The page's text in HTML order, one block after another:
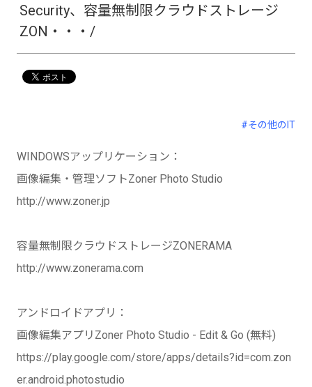
Security、容量無制限クラウドストレージ
ZON・・・/
#その他のIT
WINDOWSアップリケーション：
画像編集・管理ソフトZoner Photo Studio
http://www.zoner.jp
容量無制限クラウドストレージZONERAMA
http://www.zonerama.com
アンドロイドアプリ：
画像編集アプリZoner Photo Studio - Edit & Go (無料)
https://play.google.com/store/apps/details?id=com.zon
er.android.photostudio